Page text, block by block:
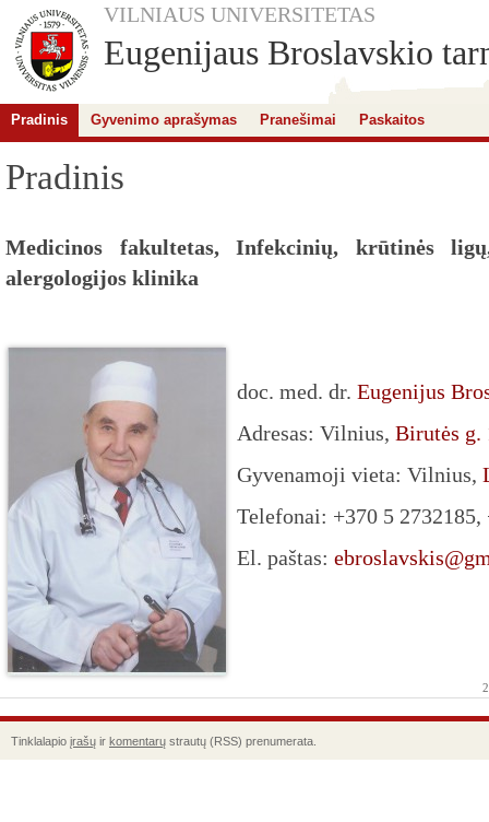
VILNIAUS UNIVERSITETAS
Eugenijaus Broslavskio
Pradinis Gyvenimo aprašymas Pranešimai Paskaitos
Pradinis
Medicinos fakultetas, Infekcinių, krūtinės
alergologijos klinika
doc. med. dr. Eugenijus
Adresas: Vilnius, Birutės g.
Gyvenamoji vieta: Vilnius,
Telefonai: +370 5 2732185,
El. paštas:
Tinklalapio įrašų ir komentarų strautų (RSS) prenumerata.